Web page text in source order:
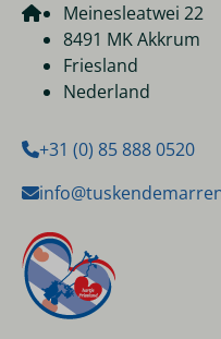
Meinesleatwei 22
8491 MK Akkrum
Friesland
Nederland
+31 (0) 85 888 0520